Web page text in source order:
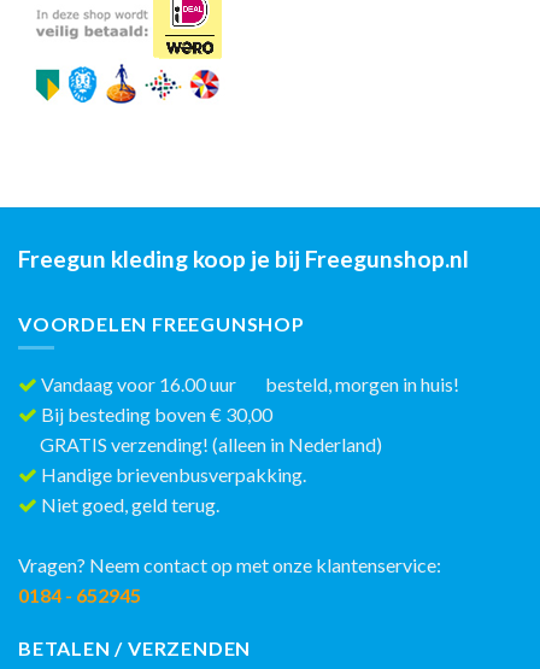
Freegun kleding koop je bij Freegunshop.nl
VOORDELEN FREEGUNSHOP
Vandaag voor 16.00 uur besteld, morgen in huis!
Bij besteding boven € 30,00
GRATIS verzending! (alleen in Nederland)
Handige brievenbusverpakking.
Niet goed, geld terug.
Vragen? Neem contact op met onze klantenservice:
0184 - 652945
BETALEN / VERZENDEN